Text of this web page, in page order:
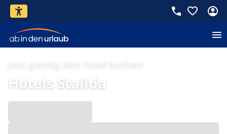
Jetzt günstig dein Hotel buchen!
Hotels Stalida